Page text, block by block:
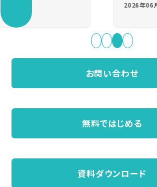
お問い合わせ
無料ではじめる
資料ダウンロード